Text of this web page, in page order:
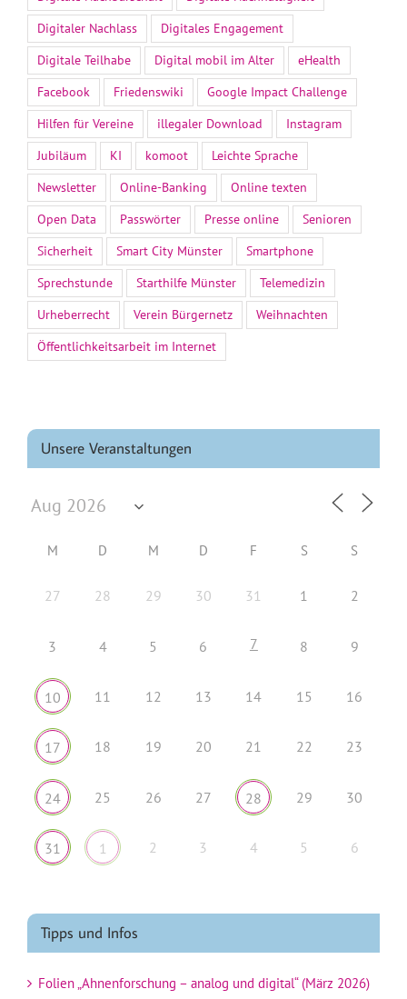
Unsere Veranstaltungen
M D M D F S S
27 28 29 30 31 1 2
3 4 5 6 7 8 9
10 11 12 13 14 15 16
17 18 19 20 21 22 23
24 25 26 27 28 29 30
31 1 2 3 4 5 6
Tipps und Infos
Folien „Ahnenforschung – analog und digital“ (März 2026)
Digitaler Nachlass
Digitales Engagement
Digitale Teilhabe
Digital mobil im Alter
eHealth
Facebook
Friedenswiki
Google Impact Challenge
Hilfen für Vereine
illegaler Download
Instagram
Jubiläum
KI komoot
Leichte Sprache
Newsletter
Online-Banking
Online texten
Open Data
Passwörter Presse online
Senioren
Sicherheit
Smart City Münster
Smartphone
Sprechstunde
Starthilfe Münster
Telemedizin
Urheberrecht
Verein Bürgernetz
Weihnachten
Öffentlichkeitsarbeit im Internet